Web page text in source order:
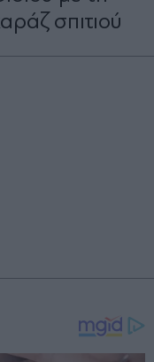
σπιτιού